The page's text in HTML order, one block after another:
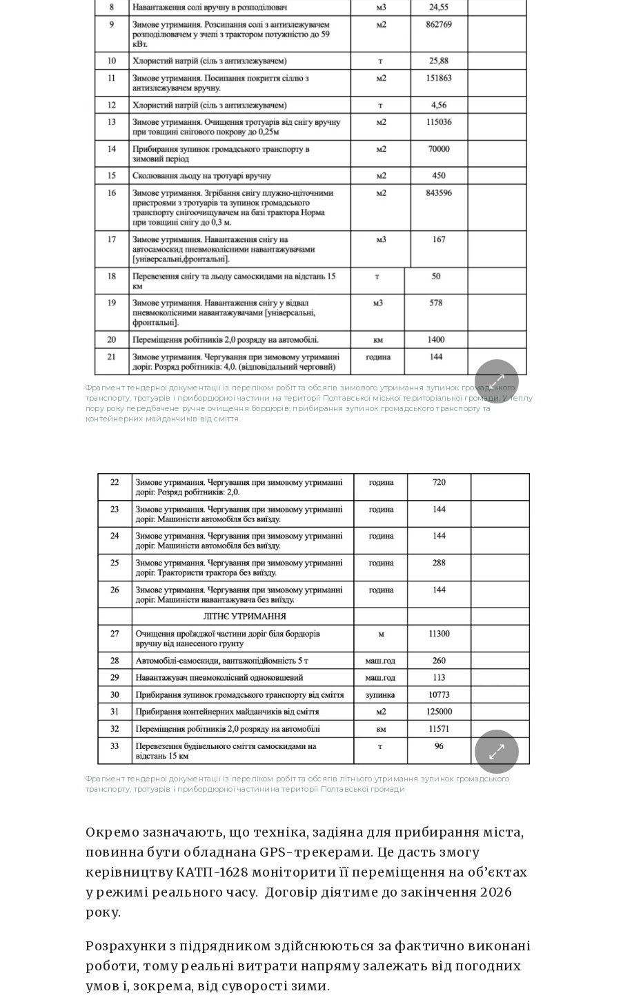
Фрагмент тендерної документації із переліком робіт та обсягів зимового утримання зупинок громадського
транспорту, тротуарів і прибордюрної частини на території Полтавської міської територіальної громади. У теплу
пору року передбачене ручне очищення бордюрів, прибирання зупинок громадського транспорту та
контейнерних майданчиків від сміття.
Фрагмент тендерної документації із переліком робіт та обсягів літнього утримання зупинок громадського
транспорту, тротуарів і прибордюрної частинина території Полтавської громади
Окремо зазначають, що техніка, задіяна для прибирання міста,
повинна бути обладнана GPS-трекерами. Це дасть змогу
керівництву КАТП-1628 моніторити її переміщення на об’єктах
у режимі реального часу. Договір діятиме до закінчення 2026
року.
Розрахунки з підрядником здійснюються за фактично виконані
роботи, тому реальні витрати напряму залежать від погодних
умов і, зокрема, від суворості зими.